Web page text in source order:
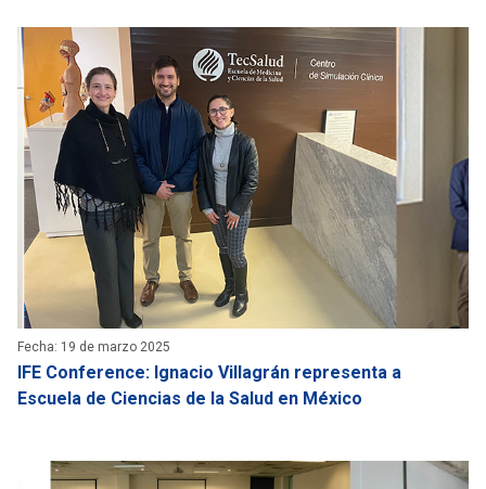
Fecha: 19 de marzo 2025
IFE Conference: Ignacio Villagrán representa a
Escuela de Ciencias de la Salud en México